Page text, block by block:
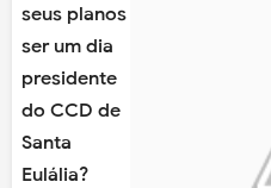
seus planos
ser um dia
presidente
do CCD de
Santa
Eulália?